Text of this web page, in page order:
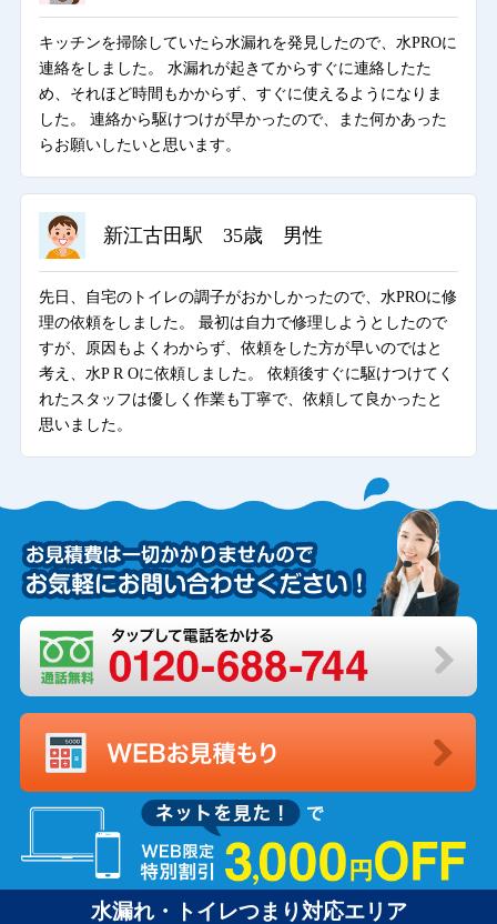
キッチンを掃除していたら水漏れを発見したので、水PROに
連絡をしました。 水漏れが起きてからすぐに連絡したた
め、それほど時間もかからず、すぐに使えるようになりま
した。 連絡から駆けつけが早かったので、また何かあった
らお願いしたいと思います。
新江古田駅 35歳 男性
先日、自宅のトイレの調子がおかしかったので、水PROに修
理の依頼をしました。 最初は自力で修理しようとしたので
すが、原因もよくわからず、依頼をした方が早いのではと
考え、水P R Oに依頼しました。 依頼後すぐに駆けつけてく
れたスタッフは優しく作業も丁寧で、依頼して良かったと
思いました。
水漏れ・トイレつまり対応エリア